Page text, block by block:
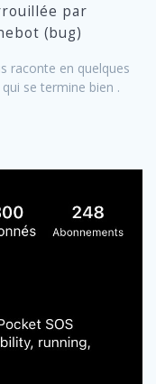
par
(bug)
raconte en quelques
se termine bien .